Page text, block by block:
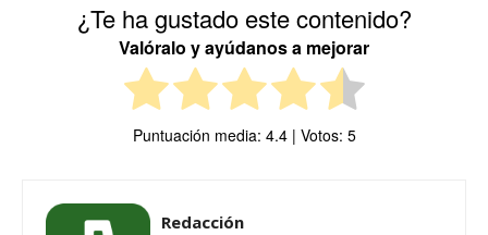
¿Te ha gustado este contenido?
Valóralo y ayúdanos a mejorar
Puntuación media: 4.4| Votos: 5
Redacción